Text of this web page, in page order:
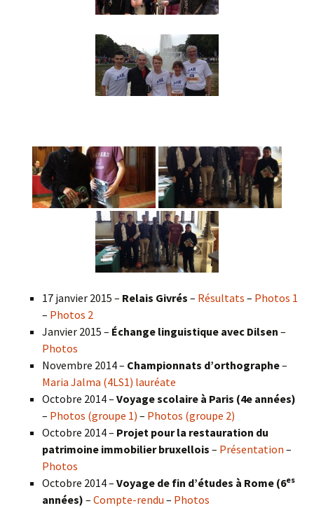
17 janvier 2015 – Relais Givrés – Résultats – Photos 1
– Photos 2
Janvier 2015 – Échange linguistique avec Dilsen –
Photos
Novembre 2014 – Championnats d’orthographe–
Maria Jalma (4LS1) lauréate
Octobre 2014 – Voyage scolaire à Paris (4e années)
– Photos (groupe 1) – Photos (groupe 2)
Octobre 2014 – Projet pour la restauration du
patrimoine immobilier bruxellois – Présentation –
Photos
Octobre 2014 – Voyage de fin d’études à Rome (6es
années) – Compte-rendu – Photos